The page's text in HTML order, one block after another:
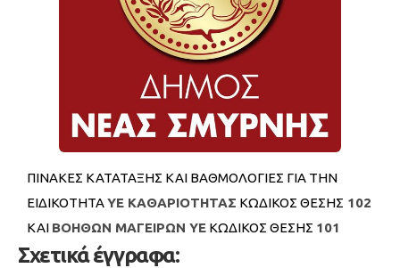
ΠΙΝΑΚΕΣ ΚΑΤΑΤΑΞΗΣ ΚΑΙ ΒΑΘΜΟΛΟΓΙΕΣ ΓΙΑ ΤΗΝ
ΕΙΔΙΚΟΤΗΤΑΥΕ ΚΑΘΑΡΙΟΤΗΤΑΣ ΚΩΔΙΚΟΣ ΘΕΣΗΣ 102
ΚΑΙ ΒΟΗΘΩΝ ΜΑΓΕΙΡΩΝ ΥΕ ΚΩΔΙΚΟΣ ΘΕΣΗΣ 101
Σχετικά έγγραφα: